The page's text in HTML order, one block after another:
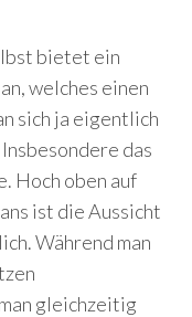
bietet ein
welches einen
sich ja eigentlich
das
Hoch oben auf
ist die Aussicht
Während man
gleichzeitig